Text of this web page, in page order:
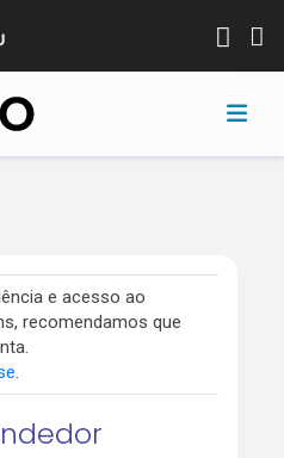
e acesso ao
recomendamos que
.